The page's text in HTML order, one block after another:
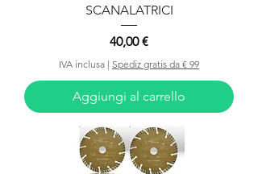
SCANALATRICI
Prezzo
40,00 €
IVA inclusa | Spediz gratis da € 99
Aggiungi al carrello